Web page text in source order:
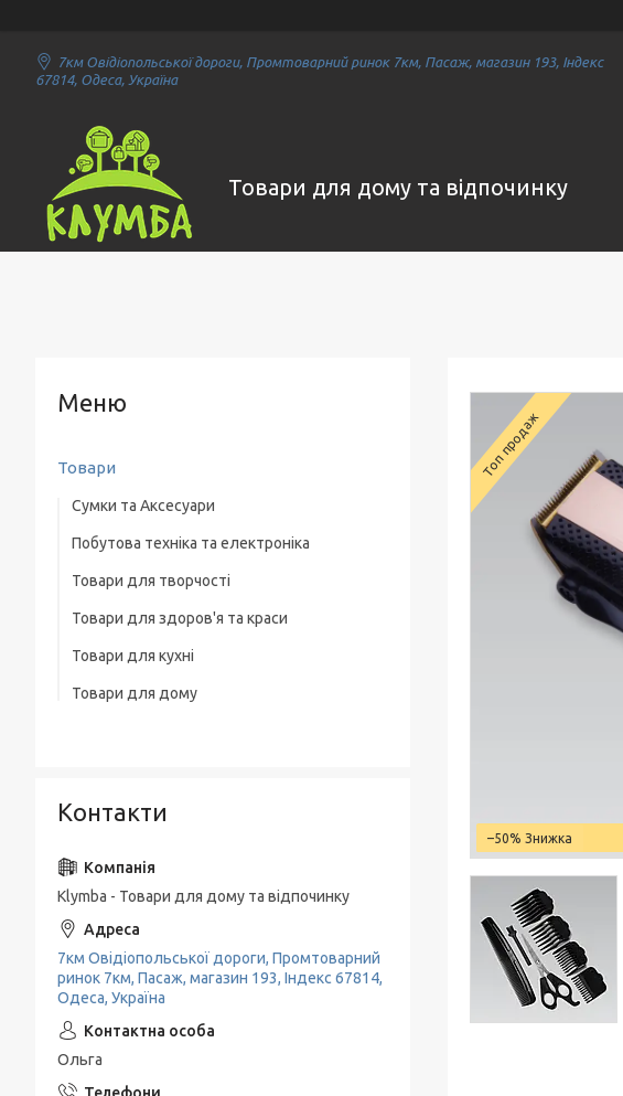
7км Овідіопольської дороги, Промтоварний ринок 7км, Пасаж, магазин 193, Індекс
67814, Одеса, Україна
Товари для дому та відпочинку
Топ продаж
–50%
Товари
Сумки та Аксесуари
Сумки на колесах
Рюкзаки
Термосумка
Сумка для ноутбука
Чоловічі сумки
Побутова техніка та електроніка
Ваги
Освітлення
Обігрівачі
Блендери
Кавоварки
Кавомолки
Соковитискачі
Тостери
Міксери
Льодогенератор
Товари для творчості
Товари для здоров'я та краси
Тример
Фени
Товари для кухні
Набори кухонних ножів
Пательні
Чайники, Заварники
Кухонне приладдя
Кава-брейк
Подрібнювачі та Терки
Термоси
Товари для дому
Контакти
Klymba - Товари для дому та відпочинку
7км Овідіопольської дороги, Промтоварний
ринок 7км, Пасаж, магазин 193, Індекс 67814,
Одеса, Україна
Ольга